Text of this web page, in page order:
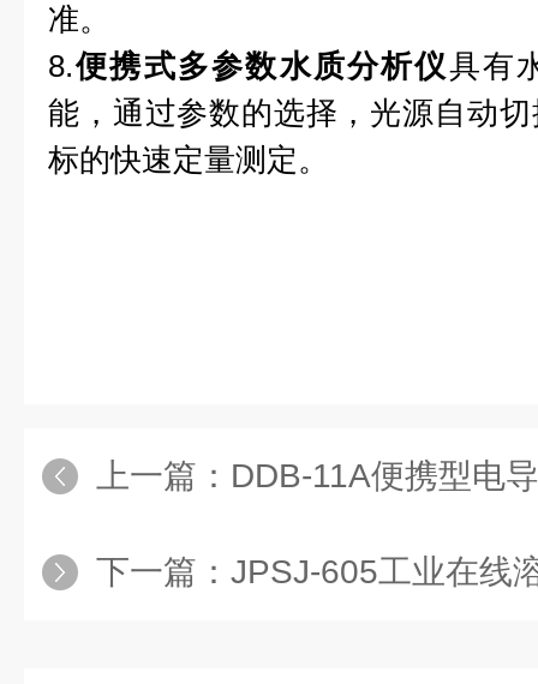
准。
8.便携式多参数水质分析仪具有
能，通过参数的选择，光源自动
标的快速定量测定。
上一篇： DDB-11A便携型电
下一篇： JPSJ-605工业在线